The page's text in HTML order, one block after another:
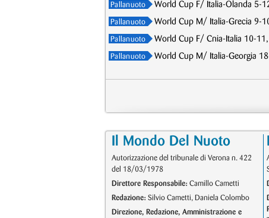
Pallanuoto World Cup F/ Italia-Olanda 5-
Pallanuoto World Cup M/ Italia-Grecia 9-
Pallanuoto World Cup F/ Cnia-Italia 10-
Pallanuoto World Cup M/ Italia-Georgia
Il Mondo Del Nuoto
Autorizzazione del tribunale di Verona n. 422
del 18/03/1978
Direttore Responsabile: Camillo Cametti
Redazione: Silvio Cametti, Daniela Colombo
Direzione, Redazione, Amministrazione e